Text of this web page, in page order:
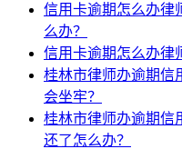
信用卡逾期怎么办律
么办？
信用卡逾期怎么办律
桂林市律师办逾期信
会坐牢？
桂林市律师办逾期信
还了怎么办？